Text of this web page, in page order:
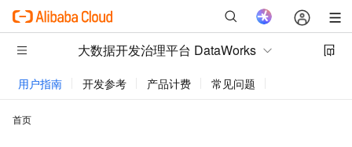
大数据开发治理平台 DataWorks
用户指南 开发参考 产品计费 常见问题
首页